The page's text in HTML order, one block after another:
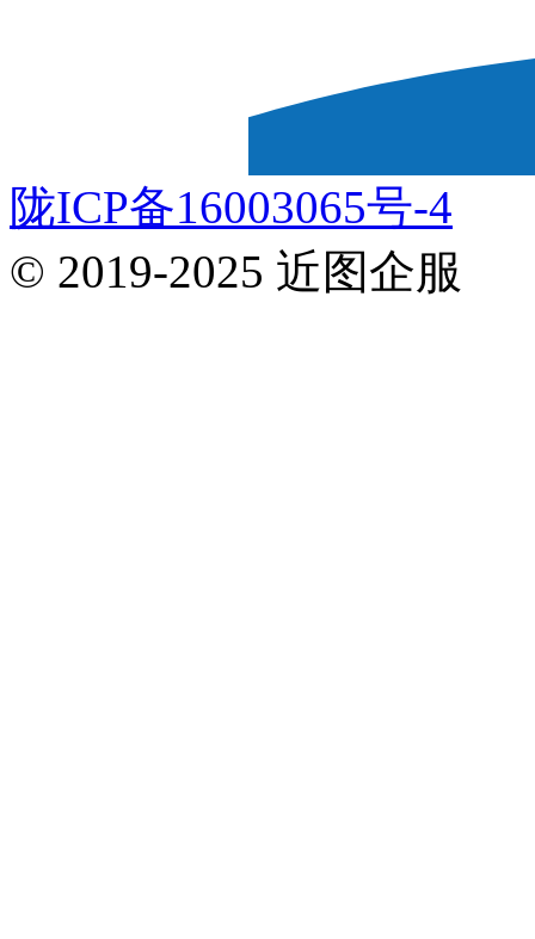
陇ICP备16003065号-4
© 2019-2025 近图企服